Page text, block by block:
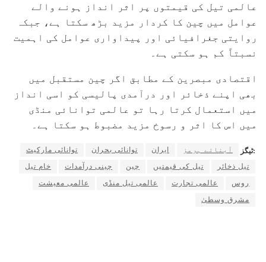
عالمی تیل کی قیمتوں پر اثر انداز ہونے والے
عوامل میں چین کا کردار مزید بڑھ سکتا ہے، جبکہ
روایتی جغرافیائی اور پیداواری عوامل کی اہمیت
نسبتاً کم ہو سکتی ہے۔
اقتصادی مبصرین کے مطابق اگر چین مستقبل میں
بھی اپنے ذخائر اور درآمدی پالیسی کو اسی انداز
میں استعمال کرتا رہا تو عالمی توانائی منڈی
میں اس کا اثر و رسوخ مزید مضبوط ہو سکتا ہے۔
ٹیگز: آبنائے ہرمز ایران توانائی بحران
توانائی مارکیٹ
تیل ذخائر
تیل کی قیمتیں چین چینی درآمدات
خام تیل
روس
عالمی تجارت عالمی تیل منڈی
عالمی معیشت
مشرق وسطیٰ